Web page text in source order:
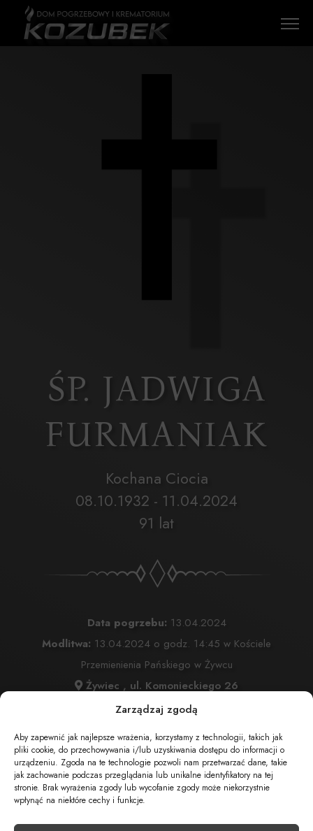
Zarządzaj zgodą
Aby zapewnić jak najlepsze wrażenia, korzystamy z technologii, takich jak
pliki cookie, do przechowywania i/lub uzyskiwania dostępu do informacji o
urządzeniu. Zgoda na te technologie pozwoli nam przetwarzać dane, takie
jak zachowanie podczas przeglądania lub unikalne identyfikatory na tej
stronie. Brak wyrażenia zgody lub wycofanie zgody może niekorzystnie
wpłynąć na niektóre cechy i funkcje.
ŚP. JADWIGA
FURMANIAK
Kochana Ciocia
08.10.1932 - 11.04.2024
91 lat
Data pogrzebu: 13.04.2024
Modlitwa: 13.04.2024 o godz. 14:45 w Kościele
Przemienienia Pańskiego w Żywcu
Żywiec , ul. Komonieckiego 26
13.04.2024 o godz. 15:00 w Kościele
Żywiec , ul. Komonieckiego 26
Cmentarz:Cmentarz Przemienienia Pańskiego w Żywcu
Żywiec , ul. Komonieckiego 26